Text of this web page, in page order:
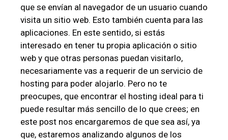
que se envían al navegador de un usuario cuando
visita un sitio web. Esto también cuenta para las
aplicaciones. En este sentido, si estás
interesado en tener tu propia aplicación o sitio
web y que otras personas puedan visitarlo,
necesariamente vas a requerir de un servicio de
hosting para poder alojarlo. Pero no te
preocupes, que encontrar el hosting ideal para ti
puede resultar más sencillo de lo que crees; en
este post nos encargaremos de que sea así, ya
que, estaremos analizando algunos de los